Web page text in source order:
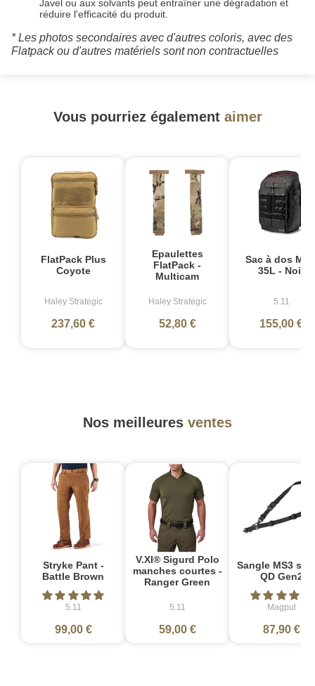
Javel ou aux solvants peut entraîner une dégradation et
réduire l'efficacité du produit.
* Les photos secondaires avec d'autres coloris, avec des
Flatpack ou d'autres matériels sont non contractuelles
Vous pourriez également aimer
FlatPack Plus
Coyote
Haley Strategic
237,60 €
Epaulettes
FlatPack -
Multicam
Haley Strategic
52,80 €
Sac à dos
35L - Noir
5.11
155,00 €
Nos meilleures ventes
Stryke Pant -
Battle Brown
5.11
99,00 €
V.XI® Sigurd Polo
manches courtes -
Ranger Green
5.11
59,00 €
Sangle MS3
QD Gen2
Magpul
87,90 €